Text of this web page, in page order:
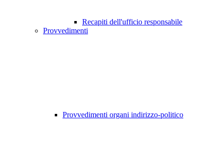
Recapiti dell'ufficio responsabile
Provvedimenti
Provvedimenti organi indirizzo-politico